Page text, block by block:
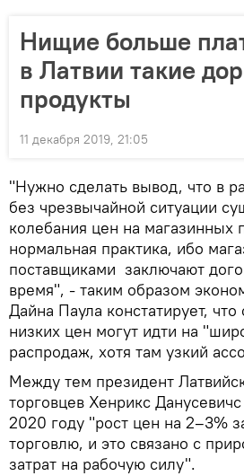
Нищие больше
в Латвии такие
продукты
11 декабря 2019, 21:05
"Нужно сделать вывод, что в
без чрезвычайной ситуации
колебания цен на магазинных
нормальная практика, ибо
поставщиками заключают
время", - таким образом
Дайна Паула констатирует,
низких цен могут идти на
распродаж, хотя там узкий
Между тем президент
торговцев Хенрикс
2020 году "рост цен на 2–3%
торговлю, и это связано с
затрат на рабочую силу".